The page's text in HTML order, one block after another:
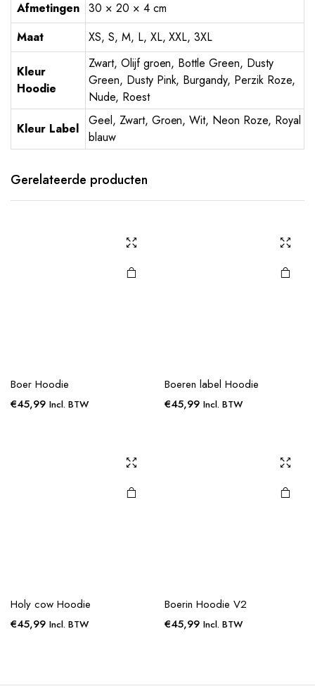
Afmetingen 30 × 20 × 4 cm
Maat
XS, S, M, L, XL, XXL, 3XL
Kleur
Hoodie
Zwart, Olijf groen, Bottle Green, Dusty
Green, Dusty Pink, Burgandy, Perzik Roze,
Nude, Roest
Kleur Label
Geel, Zwart, Groen, Wit, Neon Roze, Royal
blauw
Gerelateerde producten
Boer Hoodie
€45,99 Incl. BTW
Boeren label Hoodie
€45,99 Incl. BTW
Holy cow Hoodie
€45,99 Incl. BTW
Boerin Hoodie V2
€45,99 Incl. BTW